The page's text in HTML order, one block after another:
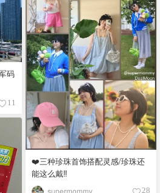
❤️三种珍珠首饰搭配灵感/珍珠还
能这么戴‼️
28
码
11